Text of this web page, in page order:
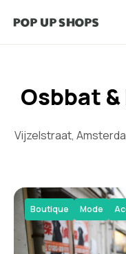
Osbbat &
Vijzelstraat,
Boutique Mode